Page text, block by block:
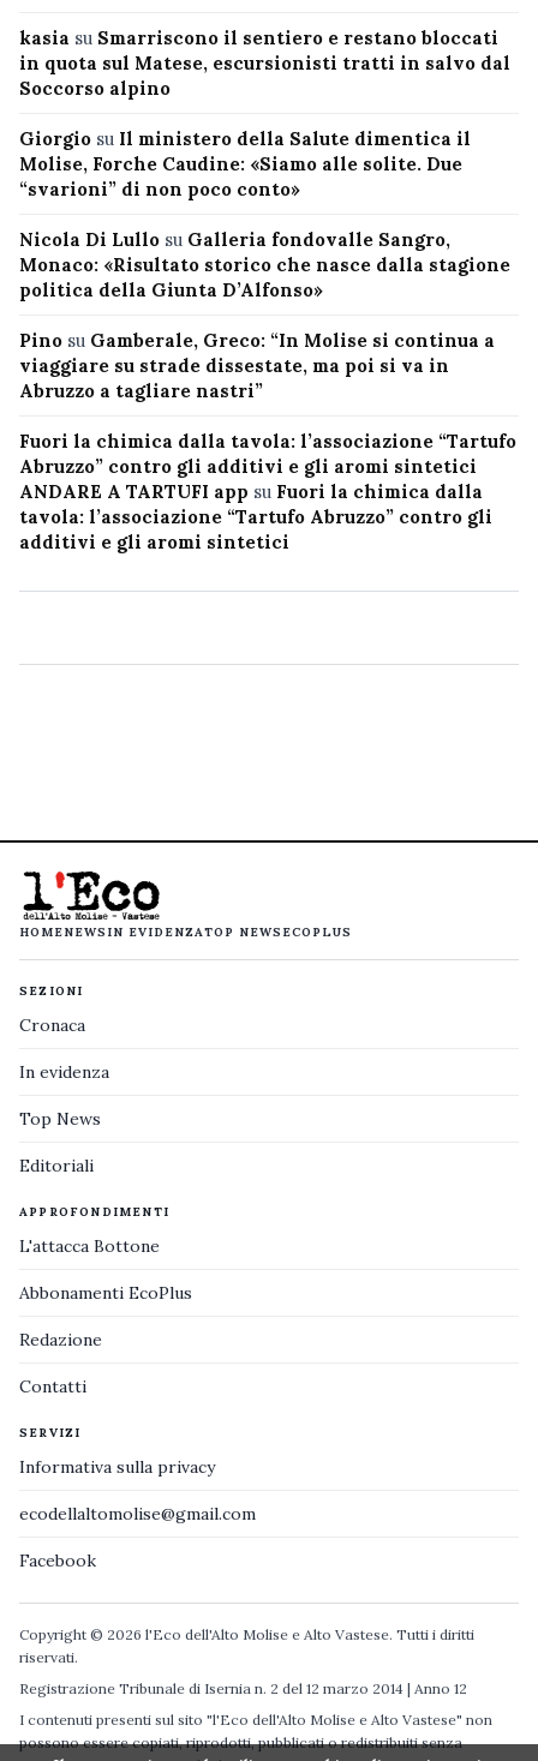
kasia su Smarriscono il sentiero e restano bloccati
in quota sul Matese, escursionisti tratti in salvo dal
Soccorso alpino
Giorgio su Il ministero della Salute dimentica il
Molise, Forche Caudine: «Siamo alle solite. Due
“svarioni” di non poco conto»
Nicola Di Lullo su Galleria fondovalle Sangro,
Monaco: «Risultato storico che nasce dalla stagione
politica della Giunta D’Alfonso»
Pino su Gamberale, Greco: “In Molise si continua a
viaggiare su strade dissestate, ma poi si va in
Abruzzo a tagliare nastri”
Fuori la chimica dalla tavola: l’associazione “Tartufo
Abruzzo” contro gli additivi e gli aromi sintetici
ANDARE A TARTUFI app su Fuori la chimica dalla
tavola: l’associazione “Tartufo Abruzzo” contro gli
additivi e gli aromi sintetici
HOMENEWS IN EVIDENZATOP NEWS ECOPLUS
SEZIONI
Cronaca
In evidenza
Top News
Editoriali
APPROFONDIMENTI
L'attacca Bottone
Abbonamenti EcoPlus
Redazione
Contatti
SERVIZI
Informativa sulla privacy
ecodellaltomolise@gmail.com
Facebook
Copyright © 2026 l'Eco dell'Alto Molise e Alto Vastese. Tutti i diritti
riservati.
Registrazione Tribunale di Isernia n. 2 del 12 marzo 2014 | Anno 12
I contenuti presenti sul sito "l'Eco dell'Alto Molise e Alto Vastese" non
possono essere copiati, riprodotti, pubblicati o redistribuiti senza